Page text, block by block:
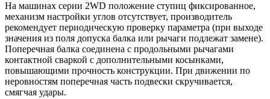
На машинах серии 2WD положение ступиц фиксированное,
механизм настройки углов отсутствует, производитель
рекомендует периодическую проверку параметра (при выходе
значения из поля допуска балка или рычаги подлежат замене).
Поперечная балка соединена с продольными рычагами
контактной сваркой с дополнительными косынками,
повышающими прочность конструкции. При движении по
неровностям поперечная часть подвески скручивается,
смягчая удары.